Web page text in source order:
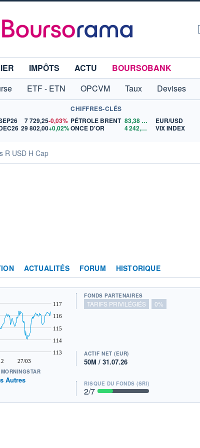
IMPÔTS ACTU
BOURSOBANK
ETF - ETN OPCVM Taux
Devises
7 729,25-0,03%
29 802,00+0,02%
CHIFFRES-CLÉS
PÉTROLE BRENT 83,38
ONCE D'OR
4 242,22 $US
EUR/USD
VIX INDEX
R USD H Cap
ACTUALITÉS FORUM HISTORIQUE
27/03
113
114
115
116
117
Autres
FONDS PARTENAIRES
TARIFS PRIVILÉGIÉS 0%
ACTIF NET (EUR)
50M / 31.07.26
RISQUE DU FONDS (SRI)
2/7